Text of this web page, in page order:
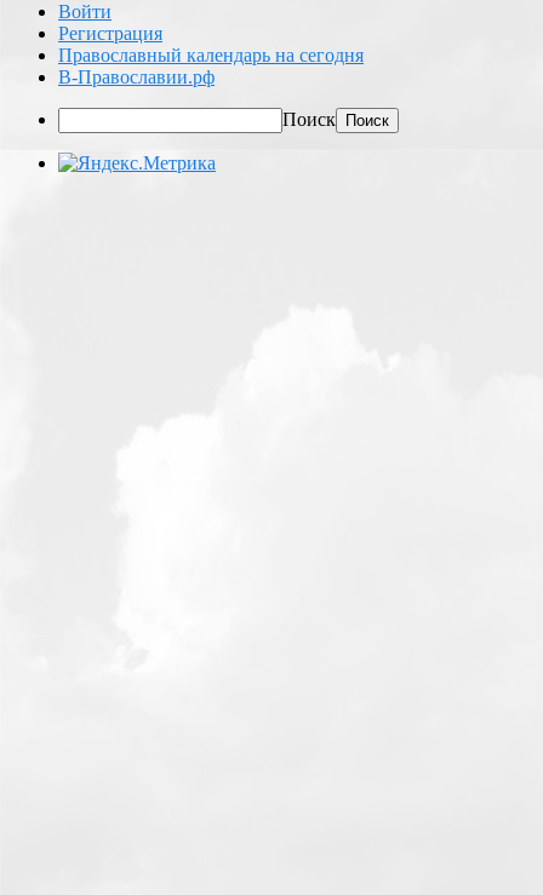
Войти
Регистрация
Православный календарь на сегодня
В-Православии.рф
Поиск